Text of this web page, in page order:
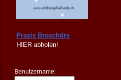
Praxis Broschüre
HIER abholen!
Benutzername: